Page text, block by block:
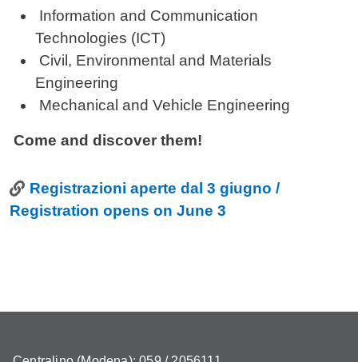
Information and Communication
Technologies (ICT)
Civil, Environmental and Materials
Engineering
Mechanical and Vehicle Engineering
Come and discover them!
LinkRegistrazioni aperte dal 3 giugno /
Registration opens on June 3